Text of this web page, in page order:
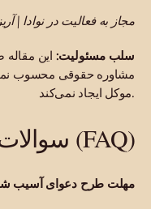
مجاز به فعالیت در نوادا |
سلب مسئولیت: این
مشاوره حقوقی محسوب
موکل ایجاد نمی‌کند.
سوالات متداول (FAQ)
مهلت طرح دعوای آسیب